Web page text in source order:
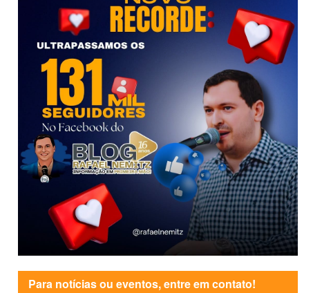
Para notícias ou eventos, entre em contato!